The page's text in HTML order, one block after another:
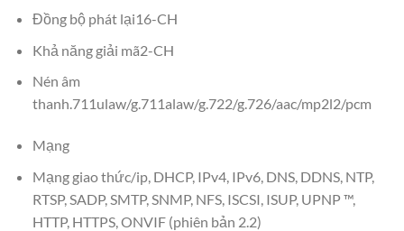
Đồng bộ phát lại16-CH
Khả năng giải mã2-CH
Nén âm
thanh.711ulaw/g.711alaw/g.722/g.726/aac/mp2l2/pcm
Mạng
Mạng giao thức/ip, DHCP, IPv4, IPv6, DNS, DDNS, NTP,
RTSP, SADP, SMTP, SNMP, NFS, ISCSI, ISUP, UPNP ™,
HTTP, HTTPS, ONVIF (phiên bản 2.2)